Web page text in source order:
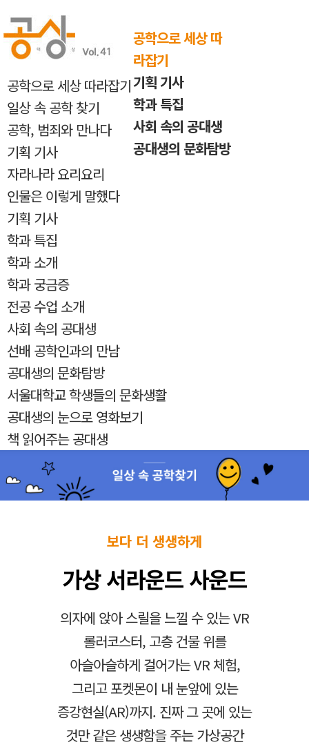
공학으로 세상 따
라잡기
기획 기사
학과 특집
사회 속의 공대생
공대생의 문화탐방
공학으로 세상 따라잡기
일상 속 공학 찾기
공학, 범죄와 만나다
기획 기사
자라나라 요리요리
인물은 이렇게 말했다
기획 기사
학과 특집
학과 소개
학과 궁금증
전공 수업 소개
사회 속의 공대생
선배 공학인과의 만남
공대생의 문화탐방
서울대학교 학생들의 문화생활
공대생의 눈으로 영화보기
책 읽어주는 공대생
보다 더 생생하게
가상 서라운드 사운드
의자에 앉아 스릴을 느낄 수 있는 VR
롤러코스터, 고층 건물 위를
아슬아슬하게 걸어가는 VR 체험,
그리고 포켓몬이 내 눈앞에 있는
증강현실(AR)까지. 진짜 그 곳에 있는
것만 같은 생생함을 주는 가상공간